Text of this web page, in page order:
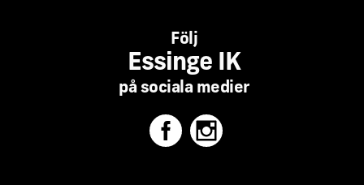
Följ
Essinge IK
på sociala medier